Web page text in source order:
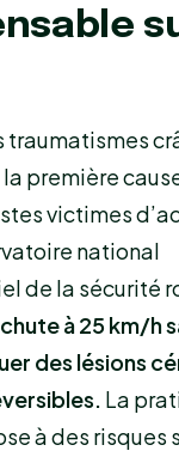
traumatismes
première
victimes
national
de la sécurité
à 25 km/h
des lésions
La
à des risques